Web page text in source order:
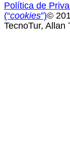
Política de
(“cookies”)©
TecnoTur, Allan